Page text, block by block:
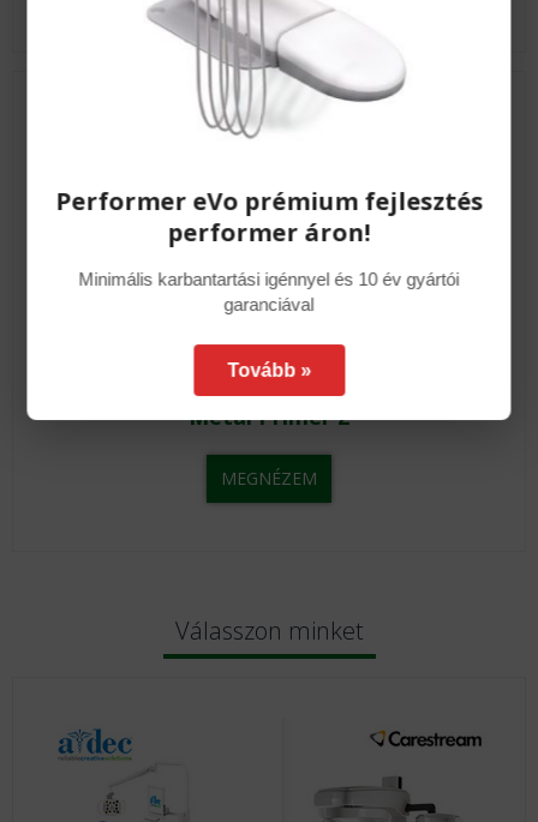
Metal Primer Z
MEGNÉZEM
Válasszon minket
Performer eVo prémium fejlesztés
performer áron!
Minimális karbantartási igénnyel és 10 év gyártói
garanciával
Tovább »